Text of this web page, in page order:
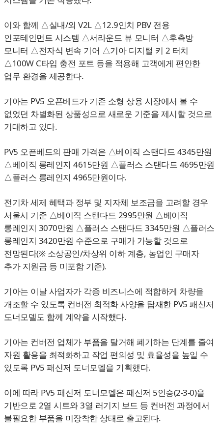
이와 함께 △실내/외 V2L △12.9인치 PBV 전용
인포테인먼트 시스템 △서라운드 뷰 모니터 △후측방
모니터 △전자식 변속 기어 △기아 디지털 키 2 터치
△100W C타입 충전 포트 등을 적용해 고객에게 편안한
업무 환경을 제공한다.
기아는 PV5 오픈베드가 기존 소형 상용 시장에서 볼 수
없었던 차별화된 상품성으로 새로운 기준을 제시할 것으로
기대하고 있다.
PV5 오픈베드의 판매 가격은 △베이직 스탠다드 4345만원
△베이직 롱레인지 4615만원 △플러스 스탠다드 4695만원
△플러스 롱레인지 4965만원이다.
전기차 세제 혜택과 정부 및 지자체 보조금을 고려할 경우
서울시 기준 △베이직 스탠다드 2995만원 △베이직
롱레인지 3070만원 △플러스 스탠다드 3345만원 △플러스
롱레인지 3420만원 수준으로 구매가 가능할 것으로
전망된다(※ 소상공인/차상위 이하 계층, 농업인 구매자
추가 지원금 등 미포함 기준).
기아는 이날 사업자가 각종 비즈니스에 적합하게 차량을
개조할 수 있도록 컨버전 최적화 사양을 탑재한 PV5 패신저
도너모델도 함께 계약을 시작했다.
기아는 컨버전 업체가 부품을 탈거해 폐기하는 단계를 줄여
자원 활용을 최적화하고 작업 편의성 및 효율성을 높일 수
있도록 PV5 패신저 도너모델을 기획했다.
이에 따라 PV5 패신저 도너모델은 패신저 5인승(2-3-0)을
기반으로 2열 시트와 3열 러기지 보드 등 컨버전 과정에서
불필요한 부품을 미장착한 상태로 출고된다.